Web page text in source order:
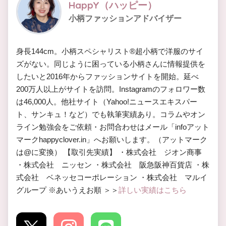
HappY（ハッピー）
小柄ファッションアドバイザー
身長144cm。小柄スペシャリスト®︎超小柄で洋服のサイ
ズがない。同じように困っている小柄さんに情報提供を
したいと2016年からファッションサイトを開始。延べ
200万人以上がサイトを訪問。Instagramのフォロワー数
は46,000人。他社サイト（Yahoo!ニュースエキスパー
ト、サンキュ！など）でも執筆実績あり。コラムやオン
ライン勉強会をご依頼・お問合わせはメール「infoアット
マークhappyclover.in」へお願いします。（アットマーク
は@に変換） 【取引先実績】 ・株式会社 ジオン商事
・株式会社 ニッセン ・株式会社 阪急阪神百貨店 ・株
式会社 ベネッセコーポレーション ・株式会社 マルイ
グループ ※あいうえお順 ＞＞ 詳しい実績はこちら